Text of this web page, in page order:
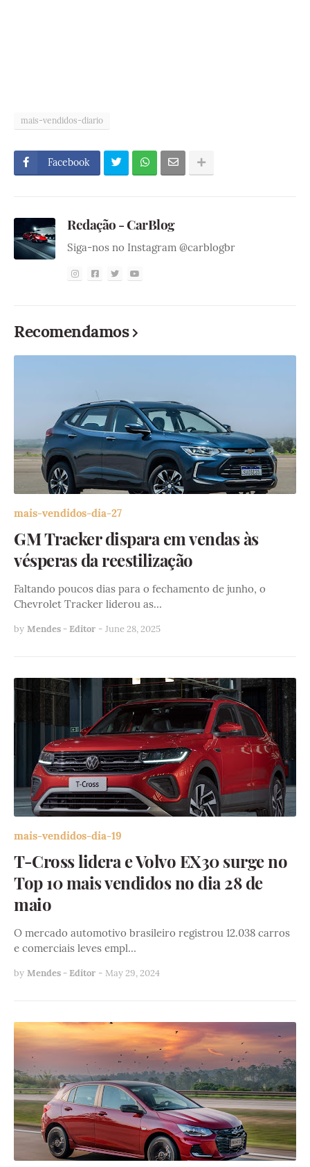
mais-vendidos-diario
Facebook
Redação - CarBlog
Siga-nos no Instagram @carblogbr
Recomendamos
mais-vendidos-dia-27
GM Tracker dispara em vendas às
vésperas da reestilização
Faltando poucos dias para o fechamento de junho, o
Chevrolet Tracker liderou as…
by Mendes - Editor - June 28, 2025
mais-vendidos-dia-19
T-Cross lidera e Volvo EX30 surge no
Top 10 mais vendidos no dia 28 de
maio
O mercado automotivo brasileiro registrou 12.038 carros
e comerciais leves empl…
by Mendes - Editor - May 29, 2024